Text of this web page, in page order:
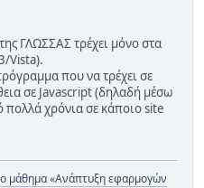
ΓΛΩΣΣΑΣ τρέχει μόνο στα
Vista).
που να τρέχει σε
σε Javascript (δηλαδή μέσω
πολλά χρόνια σε κάποιο site
μάθημα «Ανάπτυξη εφαρμογών